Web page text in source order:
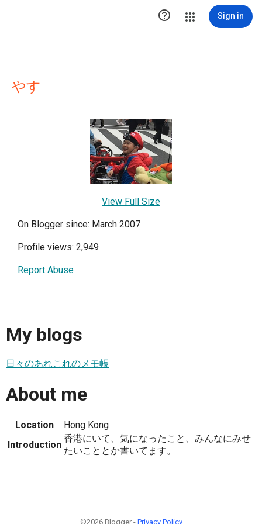
 Sign in
やす
View Full Size
On Blogger since: March 2007
Profile views: 2,949
Report Abuse
My blogs
日々のあれこれのメモ帳
About me
Location
Hong Kong
Introduction
香港にいて、気になったこと、みんなにみせ
たいこととか書いてます。
©2026 Blogger - Privacy Policy